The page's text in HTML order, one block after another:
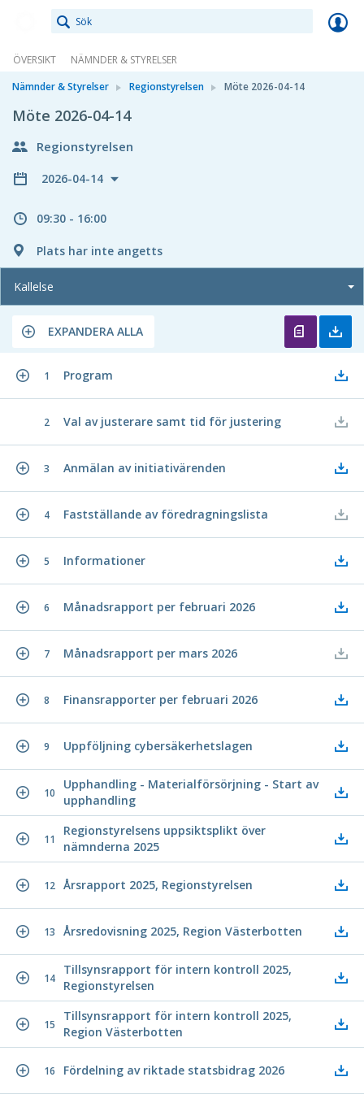
ÖVERSIKT
NÄMNDER & STYRELSER
Nämnder & Styrelser
Regionstyrelsen Möte 2026-04-14
Möte 2026-04-14
Regionstyrelsen
2026-04-14
09:30 - 16:00
Plats har inte angetts
Kallelse
EXPANDERA ALLA
1 Program
2 Val av justerare samt tid för justering
3 Anmälan av initiativärenden
4 Fastställande av föredragningslista
5 Informationer
6 Månadsrapport per februari 2026
7 Månadsrapport per mars 2026
8 Finansrapporter per februari 2026
9 Uppföljning cybersäkerhetslagen
10
Upphandling - Materialförsörjning - Start av
upphandling
11
Regionstyrelsens uppsiktsplikt över
nämnderna 2025
12 Årsrapport 2025, Regionstyrelsen
13 Årsredovisning 2025, Region Västerbotten
14
Tillsynsrapport för intern kontroll 2025,
Regionstyrelsen
15
Tillsynsrapport för intern kontroll 2025,
Region Västerbotten
16 Fördelning av riktade statsbidrag 2026